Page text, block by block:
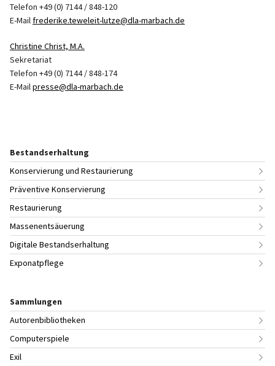
Telefon +49 (0) 7144 / 848-120
E-Mailfrederike.teweleit-lutze@dla-marbach.de
Christine Christ, M.A.
Sekretariat
Telefon +49 (0) 7144 / 848-174
E-Mailpresse@dla-marbach.de
Bestandserhaltung
Konservierung und Restaurierung
Präventive Konservierung
Restaurierung
Massenentsäuerung
Digitale Bestandserhaltung
Exponatpflege
Sammlungen
Autorenbibliotheken
Computerspiele
Exil